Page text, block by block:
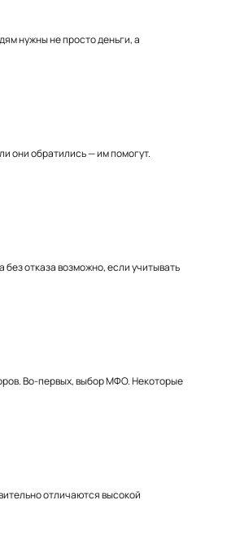
нужны не просто деньги, а
они обратились — им помогут.
без отказа возможно, если учитывать
Во-первых, выбор МФО. Некоторые
отличаются высокой